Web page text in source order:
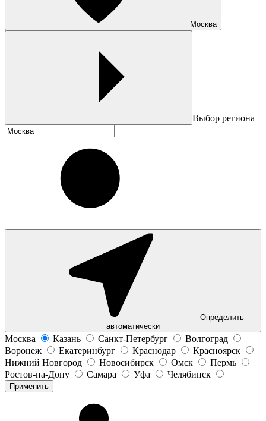
Москва
Выбор региона
Определить
автоматически
Москва Казань Санкт-Петербург
Волгоград
Воронеж
Екатеринбург Краснодар
Красноярск
Нижний Новгород
Новосибирск Омск
Пермь
Ростов-на-Дону
Самара Уфа Челябинск
Применить